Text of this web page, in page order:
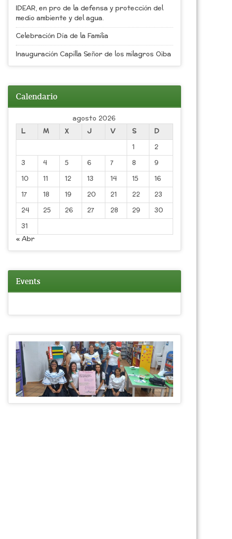
IDEAR, en pro de la defensa y protección del
medio ambiente y del agua.
Celebración Día de la Familia
Inauguración Capilla Señor de los milagros Oiba
Calendario
agosto 2026
L
M X J V S
D
1
2
3
4 5 6 7 8
9
10
11 12 13 14 15
16
17
18 19 20 21 22
23
24
25 26 27 28 29
30
31
« Abr
Events